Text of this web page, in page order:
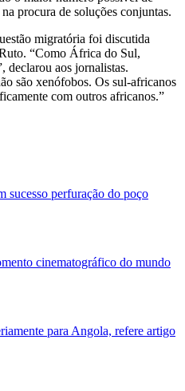
procura de soluções conjuntas.
migratória foi discutida
“Como África do Sul,
declarou aos jornalistas.
são xenófobos. Os sul-africanos
com outros africanos.”
sucesso perfuração do poço
cinematográfico do mundo
para Angola, refere artigo